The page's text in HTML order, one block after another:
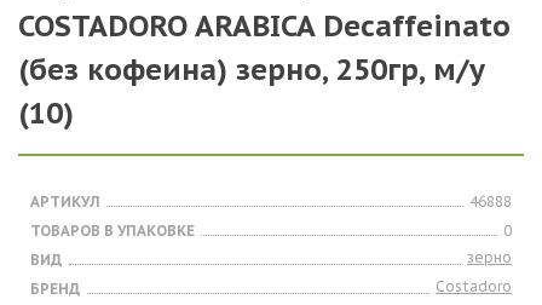
COSTADORO ARABICA Decaffeinato
(без кофеина) зерно, 250гр, м/у
(10)
АРТИКУЛ
46888
ТОВАРОВ В УПАКОВКЕ
0
ВИД
зерно
БРЕНД
Costadoro